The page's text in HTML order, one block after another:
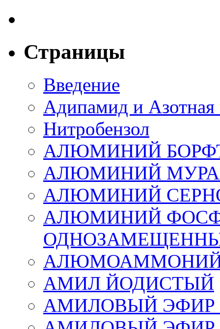
Страницы
Введение
Адипамид и Азотная
Нитробензол
АЛЮМИНИЙ
АЛЮМИНИЙ
АЛЮМИНИЙ
АЛЮМИНИЙ
АМИЛ ЙОДИСТЫЙ
АМИЛОВЫЙ ЭФИР